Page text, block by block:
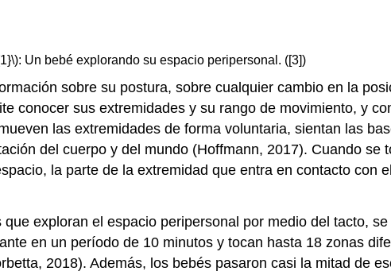
Un bebé explorando su espacio peripersonal. ([3])
sobre su postura, sobre cualquier cambio en la
conocer sus extremidades y su rango de movimiento, y
las extremidades de forma voluntaria, sientan las
del cuerpo y del mundo (Hoffmann, 2017). Cuando se
la parte de la extremidad que entra en contacto con
exploran el espacio peripersonal por medio del tacto,
en un período de 10 minutos y tocan hasta 18 zonas
2018). Además, los bebés pasaron casi la mitad de